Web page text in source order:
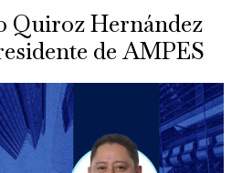
Quiroz Hernández
de AMPES